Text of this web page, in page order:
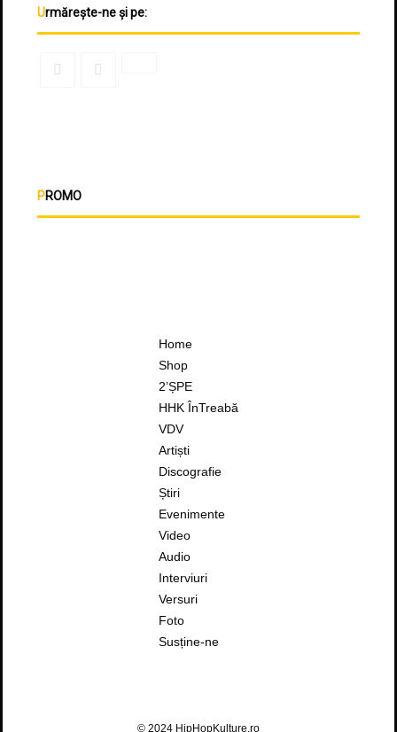
Urmărește-ne și pe:
PROMO
© 2024 HipHopKulture.ro
Home
Shop
2’ȘPE
HHK ÎnTreabă
VDV
Artiști
Discografie
Știri
Evenimente
Video
Audio
Interviuri
Versuri
Foto
Susține-ne